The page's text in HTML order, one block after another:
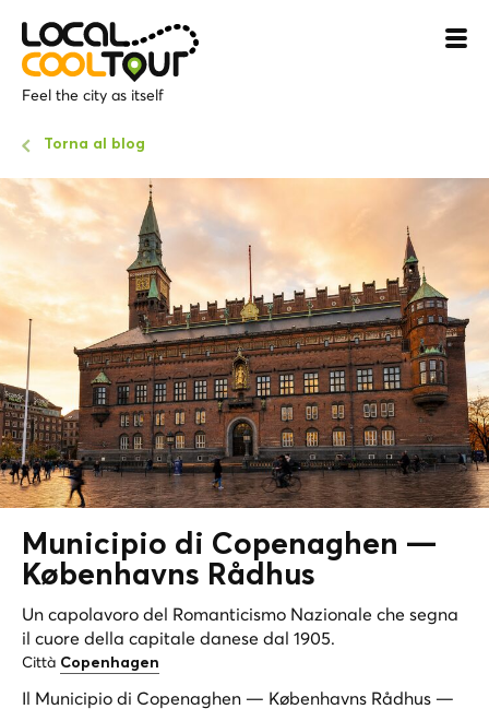
Feel the city as itself
Torna al blog
Municipio di Copenaghen —
Københavns Rådhus
Un capolavoro del Romanticismo Nazionale che segna
il cuore della capitale danese dal 1905.
Città Copenhagen
Il Municipio di Copenaghen — Københavns Rådhus —